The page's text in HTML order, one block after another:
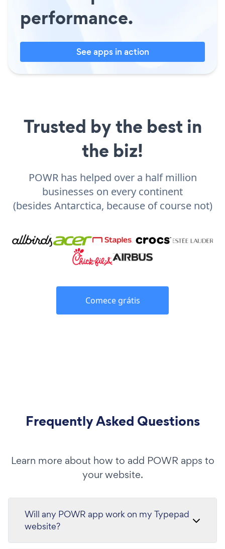
performance.
See apps in action
Trusted by the best in
the biz!
POWR has helped over a half million
businesses on every continent
(besides Antarctica, because of course not)
Comece grátis
Frequently Asked Questions
Learn more about how to add POWR apps to
your website.
Will any POWR app work on my Typepad
website?